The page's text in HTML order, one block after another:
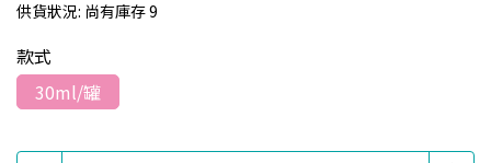
供貨狀況: 尚有庫存 9
款式
30ml/罐